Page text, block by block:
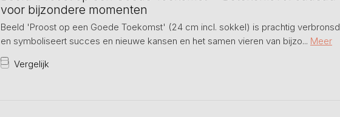
voor bijzondere momenten
Beeld 'Proost op een Goede Toekomst' (24 cm incl. sokkel) is prachtig verbronsd
en symboliseert succes en nieuwe kansen en het samen vieren van bijzo... Meer
Vergelijk